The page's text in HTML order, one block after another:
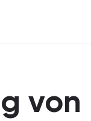
von